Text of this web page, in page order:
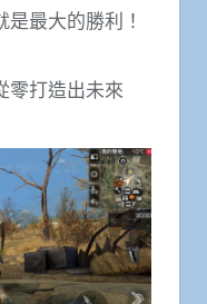
最大的勝利！
零打造出未來